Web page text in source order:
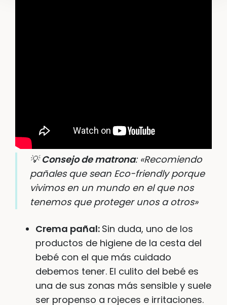
💡Consejo de matrona: «Recomiendo
pañales que sean Eco-friendly porque
vivimos en un mundo en el que nos
tenemos que proteger unos a otros»
Crema pañal: Sin duda, uno de los
productos de higiene de la cesta del
bebé con el que más cuidado
debemos tener. El culito del bebé es
una de sus zonas más sensible y suele
ser propenso a rojeces e irritaciones.